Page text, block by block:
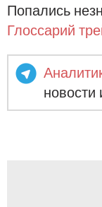
Попались
Глоссарий